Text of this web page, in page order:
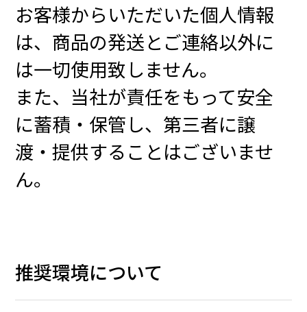
お客様からいただいた個人情報
は、商品の発送とご連絡以外に
は一切使用致しません。
また、当社が責任をもって安全
に蓄積・保管し、第三者に譲
渡・提供することはございませ
ん。
推奨環境について